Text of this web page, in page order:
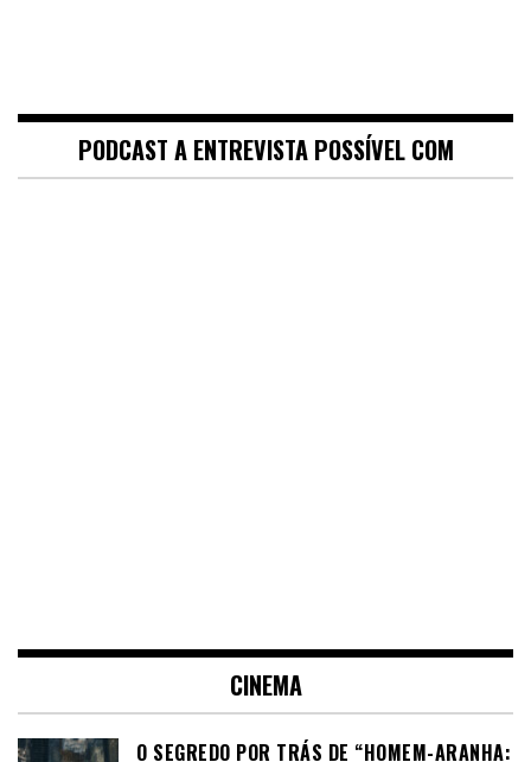
PODCAST A ENTREVISTA POSSÍVEL COM
CINEMA
O SEGREDO POR TRÁS DE “HOMEM-ARANHA: